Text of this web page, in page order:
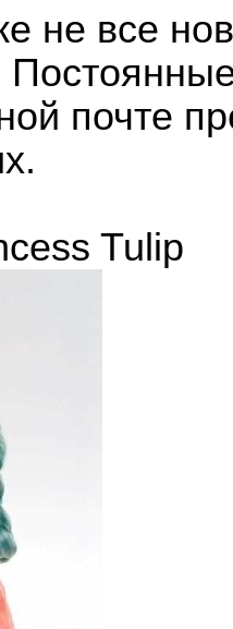
не все
почте
Tulip